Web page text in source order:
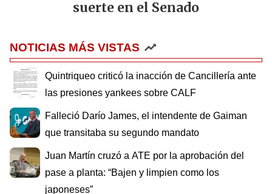
suerte en el Senado
NOTICIAS MÁS VISTAS
Quintriqueo criticó la inacción de Cancillería ante
las presiones yankees sobre CALF
Falleció Darío James, el intendente de Gaiman
que transitaba su segundo mandato
Juan Martín cruzó a ATE por la aprobación del
pase a planta: “Bajen y limpien como los
japoneses”